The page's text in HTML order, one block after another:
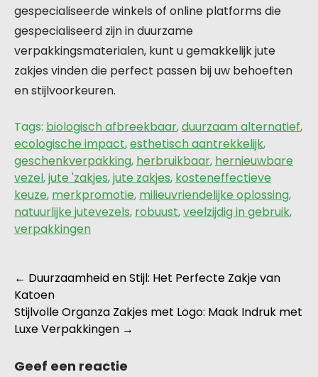
gespecialiseerde winkels of online platforms die
gespecialiseerd zijn in duurzame
verpakkingsmaterialen, kunt u gemakkelijk jute
zakjes vinden die perfect passen bij uw behoeften
en stijlvoorkeuren.
Tags: biologisch afbreekbaar,duurzaam alternatief,
ecologische impact,esthetisch aantrekkelijk,
geschenkverpakking, herbruikbaar, hernieuwbare
vezel,jute 'zakjes,jute zakjes, kosteneffectieve
keuze, merkpromotie, milieuvriendelijke oplossing,
natuurlijke jutevezels, robuust,veelzijdig in gebruik,
verpakkingen
Berichtnavigatie
← Duurzaamheid en Stijl: Het Perfecte Zakje van
Katoen
Stijlvolle Organza Zakjes met Logo: Maak Indruk met
Luxe Verpakkingen →
Geef een reactie